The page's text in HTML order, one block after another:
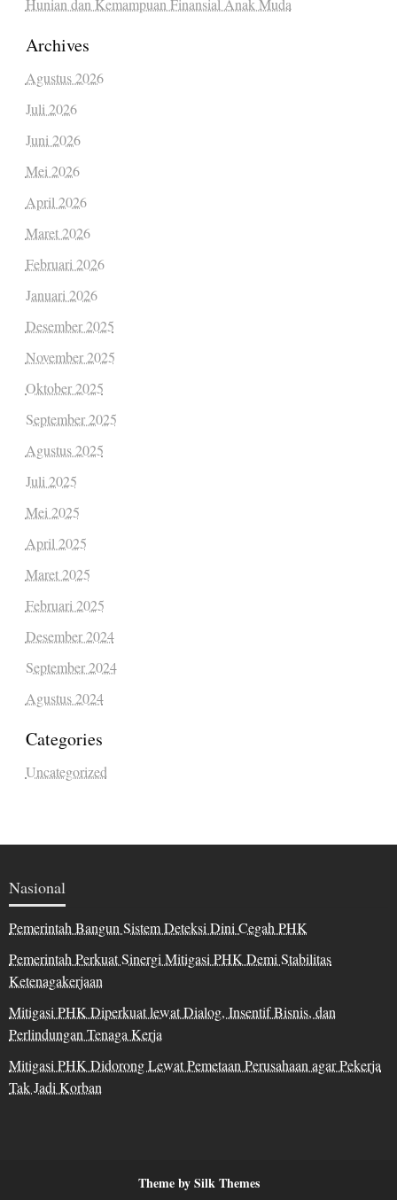
Hunian dan Kemampuan Finansial Anak Muda
Archives
Agustus 2026
Juli 2026
Juni 2026
Mei 2026
April 2026
Maret 2026
Februari 2026
Januari 2026
Desember 2025
November 2025
Oktober 2025
September 2025
Agustus 2025
Juli 2025
Mei 2025
April 2025
Maret 2025
Februari 2025
Desember 2024
September 2024
Agustus 2024
Categories
Uncategorized
Nasional
Pemerintah Bangun Sistem Deteksi Dini Cegah PHK
Pemerintah Perkuat Sinergi Mitigasi PHK Demi Stabilitas
Ketenagakerjaan
Mitigasi PHK Diperkuat lewat Dialog, Insentif Bisnis, dan
Perlindungan Tenaga Kerja
Mitigasi PHK Didorong Lewat Pemetaan Perusahaan agar Pekerja
Tak Jadi Korban
Theme by Silk Themes